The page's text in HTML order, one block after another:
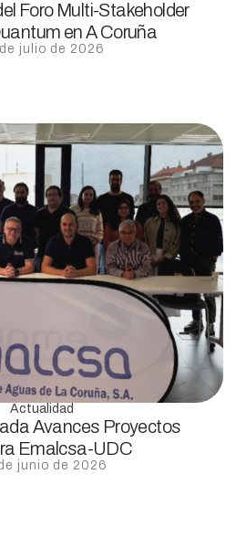
Foro Multi-Stakeholder
en A Coruña
julio de 2026
Actualidad
Avances Proyectos
Emalcsa-UDC
junio de 2026